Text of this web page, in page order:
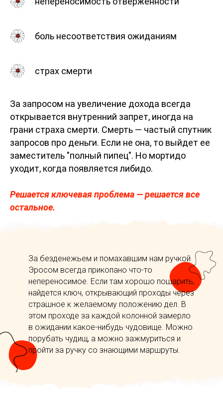
боль несоответствия ожиданиям
страх смерти
За запросом на увеличение дохода всегда
открывается внутренний запрет, иногда на
грани страха смерти. Смерть — частый спутник
запросов про деньги. Если не она, то выйдет ее
заместитель "полный пипец". Но мортидо
уходит, когда появляется либидо.
Решается ключевая проблема — решается все
остальное.
За безденежьем и помахавшим нам ручкой
Эросом всегда прикопано что-то
непереносимое. Если там хорошо пошарить,
найдется ключ, открывающий проходы через
страшное к желаемому положению дел. В
этом проходе за каждой колонной замерло
в ожидании какое-нибудь чудовище. Можно
порубать чудищ, а можно зажмуриться и
пройти за ручку со знающими маршруты.